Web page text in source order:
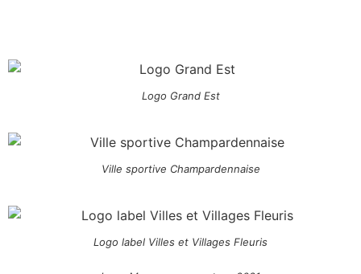
Logo Grand Est
Ville sportive Champardennaise
Logo label Villes et Villages Fleuris